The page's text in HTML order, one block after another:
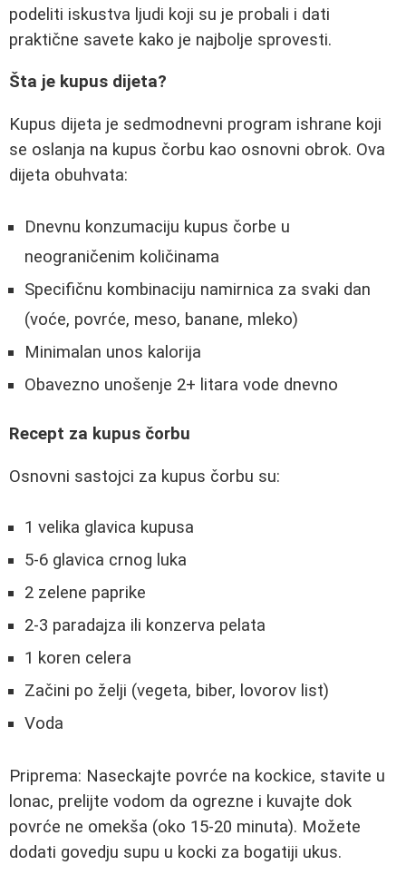
podeliti iskustva ljudi koji su je probali i dati
praktične savete kako je najbolje sprovesti.
Šta je kupus dijeta?
Kupus dijeta je sedmodnevni program ishrane koji
se oslanja na kupus čorbu kao osnovni obrok. Ova
dijeta obuhvata:
Dnevnu konzumaciju kupus čorbe u
neograničenim količinama
Specifičnu kombinaciju namirnica za svaki dan
(voće, povrće, meso, banane, mleko)
Minimalan unos kalorija
Obavezno unošenje 2+ litara vode dnevno
Recept za kupus čorbu
Osnovni sastojci za kupus čorbu su:
1 velika glavica kupusa
5-6 glavica crnog luka
2 zelene paprike
2-3 paradajza ili konzerva pelata
1 koren celera
Začini po želji (vegeta, biber, lovorov list)
Voda
Priprema: Naseckajte povrće na kockice, stavite u
lonac, prelijte vodom da ogrezne i kuvajte dok
povrće ne omekša (oko 15-20 minuta). Možete
dodati govedju supu u kocki za bogatiji ukus.